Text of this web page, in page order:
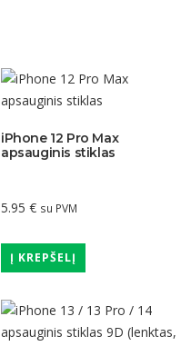
iPhone 12 Pro Max
apsauginis stiklas
5.95 € su PVM
Į KREPŠELĮ